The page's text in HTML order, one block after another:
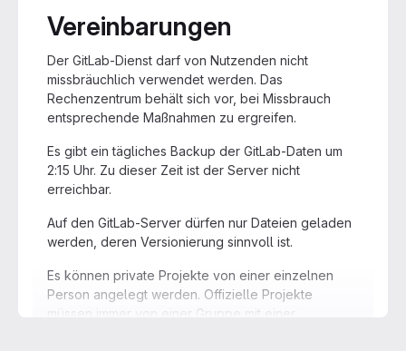
Vereinbarungen
Der GitLab-Dienst darf von Nutzenden nicht
missbräuchlich verwendet werden. Das
Rechenzentrum behält sich vor, bei Missbrauch
entsprechende Maßnahmen zu ergreifen.
Es gibt ein tägliches Backup der GitLab-Daten um
2:15 Uhr. Zu dieser Zeit ist der Server nicht
erreichbar.
Auf den GitLab-Server dürfen nur Dateien geladen
werden, deren Versionierung sinnvoll ist.
Es können private Projekte von einer einzelnen
Person angelegt werden. Offizielle Projekte
müssen immer von einer Gruppe mit einer